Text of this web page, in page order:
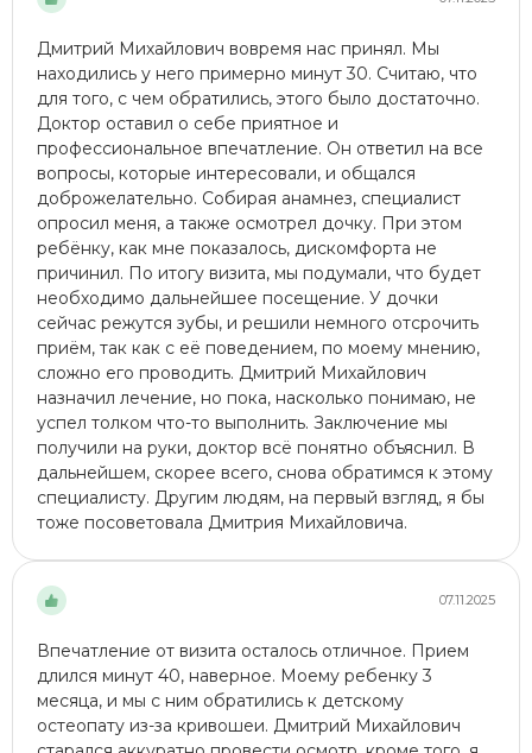
Дмитрий Михайлович вовремя нас принял. Мы
находились у него примерно минут 30. Считаю, что
для того, с чем обратились, этого было достаточно.
Доктор оставил о себе приятное и
профессиональное впечатление. Он ответил на все
вопросы, которые интересовали, и общался
доброжелательно. Собирая анамнез, специалист
опросил меня, а также осмотрел дочку. При этом
ребёнку, как мне показалось, дискомфорта не
причинил. По итогу визита, мы подумали, что будет
необходимо дальнейшее посещение. У дочки
сейчас режутся зубы, и решили немного отсрочить
приём, так как с её поведением, по моему мнению,
сложно его проводить. Дмитрий Михайлович
назначил лечение, но пока, насколько понимаю, не
успел толком что-то выполнить. Заключение мы
получили на руки, доктор всё понятно объяснил. В
дальнейшем, скорее всего, снова обратимся к этому
специалисту. Другим людям, на первый взгляд, я бы
тоже посоветовала Дмитрия Михайловича.
07.11.2025
Впечатление от визита осталось отличное. Прием
длился минут 40, наверное. Моему ребенку 3
месяца, и мы с ним обратились к детскому
остеопату из-за кривошеи. Дмитрий Михайлович